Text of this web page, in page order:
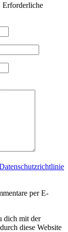
Erforderliche
per E-
dich mit der
diese Website